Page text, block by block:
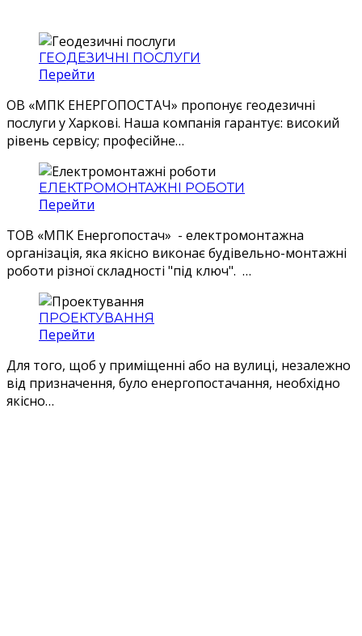
ГЕОДЕЗИЧНІ ПОСЛУГИ
Перейти
ОВ «МПК ЕНЕРГОПОСТАЧ» пропонує геодезичні
послуги у Харкові. Наша компанія гарантує: високий
рівень сервісу; професійне…
ЕЛЕКТРОМОНТАЖНІ РОБОТИ
Перейти
ТОВ «МПК Енергопостач» - електромонтажна
організація, яка якісно виконає будівельно-монтажні
роботи різної складності "під ключ". …
ПРОЕКТУВАННЯ
Перейти
Для того, щоб у приміщенні або на вулиці, незалежно
від призначення, було енергопостачання, необхідно
якісно…